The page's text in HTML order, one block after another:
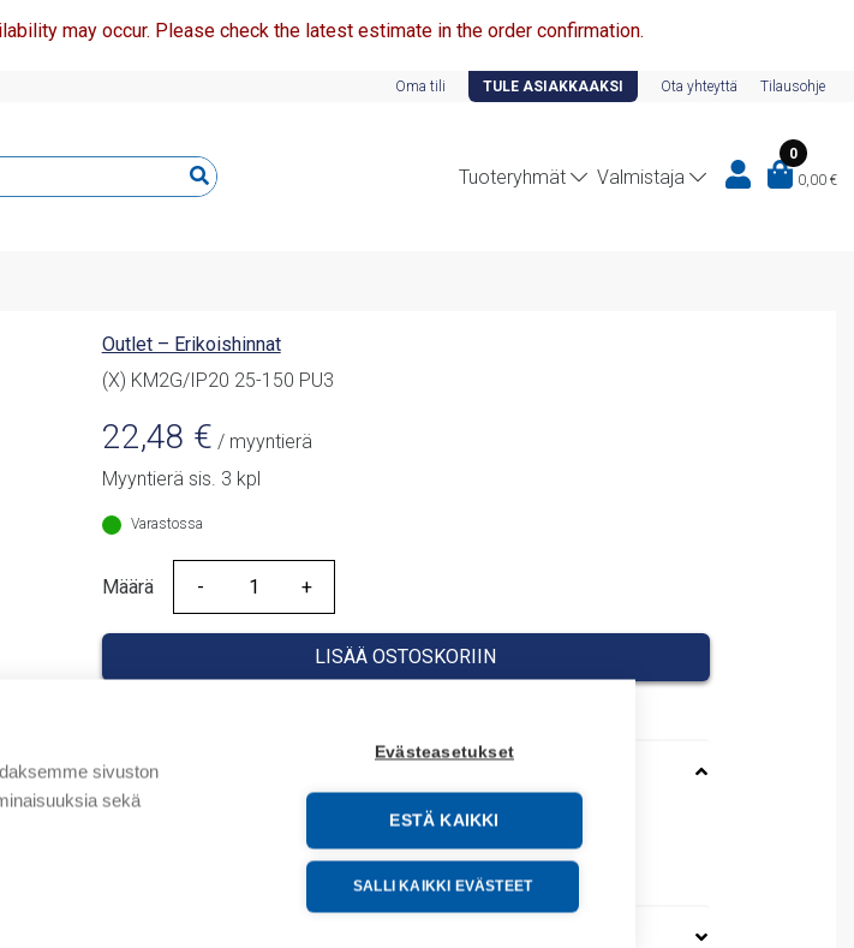
sivuston
sekä
Evästeasetukset
ESTÄ KAIKKI
SALLI KAIKKI EVÄSTEET
may occur. Please check the latest estimate in the order confirmation.
Oma tili TULE ASIAKKAAKSI Ota yhteyttä Tilausohje
Tuoteryhmät Valmistaja
0
0,00 €
Outlet – Erikoishinnat
(X) KM2G/IP20 25-150 PU3
22,48 € / myyntierä
Myyntierä sis. 3 kpl
Varastossa
Määrä
Määrä
LISÄÄ OSTOSKORIIN
Tuotekoodit
Tuotteen tullikoodi: 85389099